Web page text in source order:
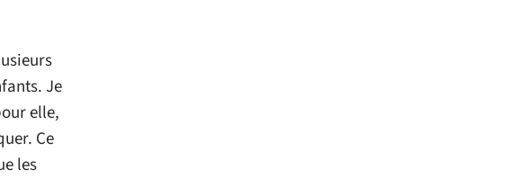
Je
elle,
Ce
les